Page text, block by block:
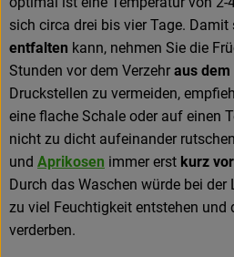
sich circa drei bis vier Tage. Damit
entfalten kann, nehmen Sie die
Stunden vor dem Verzehr aus
Druckstellen zu vermeiden,
eine flache Schale oder auf einen
nicht zu dicht aufeinander
und Aprikosen immer erst kurz
Durch das Waschen würde bei
zu viel Feuchtigkeit entstehen und
verderben.